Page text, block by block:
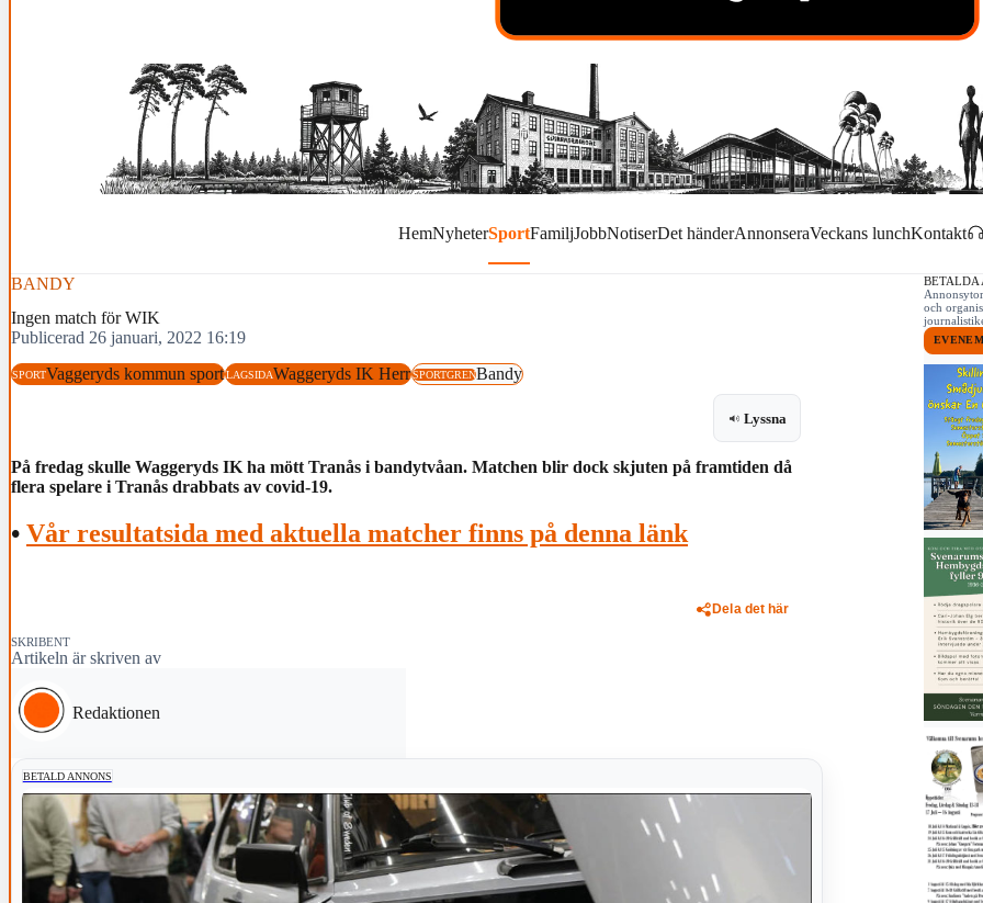
HemNyheterSportFamiljJobbNotiserDet händerAnnonseraVeckans lunchKontakt
BANDY
Ingen match för WIK
Publicerad 26 januari, 2022 16:19
SPORTVaggeryds kommun sportLAGSIDAWaggeryds IK HerrSPORTGRENBandy
Lyssna
På fredag skulle Waggeryds IK ha mött Tranås i bandytvåan. Matchen blir dock skjuten på framtiden då
flera spelare i Tranås drabbats av covid-19.
• Vår resultatsida med aktuella matcher finns på denna länk
Dela det här
SKRIBENT
Artikeln är skriven av
Redaktionen
BETALD ANNONS
BETALDA
och